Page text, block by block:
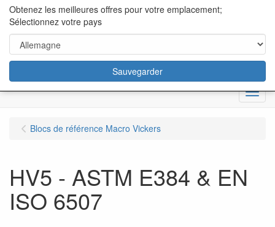
content="18/11/2025″/>
Menu
Blocs de référence Macro Vickers
HV5 - ASTM E384 & EN
ISO 6507
Obtenez les meilleures offres pour votre emplacement;
Sélectionnez votre pays
Sauvegarder